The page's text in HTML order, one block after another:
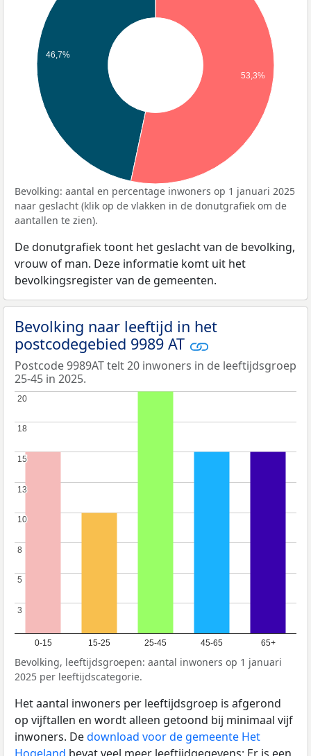
46,7%
53,3%
Bevolking: aantal en percentage inwoners op 1 januari 2025
naar geslacht (klik op de vlakken in de donutgrafiek om de
aantallen te zien).
De donutgrafiek toont het geslacht van de bevolking,
vrouw of man. Deze informatie komt uit het
bevolkingsregister van de gemeenten.
Bevolking naar leeftijd in het
postcodegebied 9989 AT
Postcode 9989AT telt 20 inwoners in de leeftijdsgroep
25-45 in 2025.
0-15 15-25 25-45 45-65 65+
3
3
5
5
8
8
10
10
13
13
15
15
18
18
20
20
Bevolking, leeftijdsgroepen: aantal inwoners op 1 januari
2025 per leeftijdscategorie.
Het aantal inwoners per leeftijdsgroep is afgerond
op vijftallen en wordt alleen getoond bij minimaal vijf
inwoners. Dedownload voor de gemeente Het